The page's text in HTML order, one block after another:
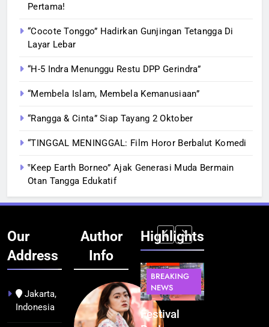
Pertama!
“Cocote Tonggo” Hadirkan Gunjingan Tetangga Di
Layar Lebar
“H-5 Indra Menunggu Restu DPP Gerindra”
“Membela Islam, Membela Kemanusiaan”
“Rangga & Cinta” Siap Tayang 2 Oktober
“TINGGAL MENINGGAL: Film Horor Berbalut Komedi
‟Keep Earth Borneo” Ajak Generasi Muda Bermain
Otan Tangga Edukatif
Our
Address
Jakarta,
Indonesia
Author
Info
Highlights
BERITA
NEWS
Kualitas
INFRASTRUKTUR
TEKNOLOGI
Indonesia
BREAKING
NEWS
Festival